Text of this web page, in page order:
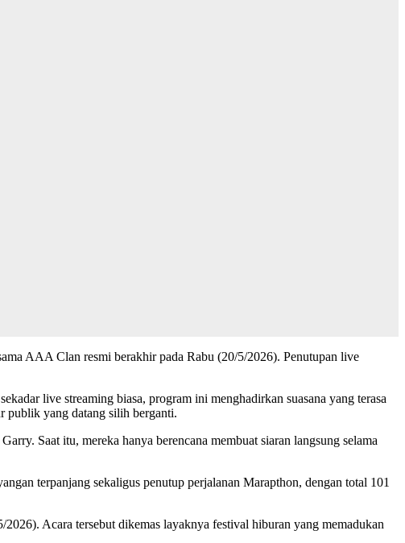
AAA Clan resmi berakhir pada Rabu (20/5/2026). Penutupan live
live streaming biasa, program ini menghadirkan suasana yang terasa
publik yang datang silih berganti.
Saat itu, mereka hanya berencana membuat siaran langsung selama
terpanjang sekaligus penutup perjalanan Marapthon, dengan total 101
Acara tersebut dikemas layaknya festival hiburan yang memadukan